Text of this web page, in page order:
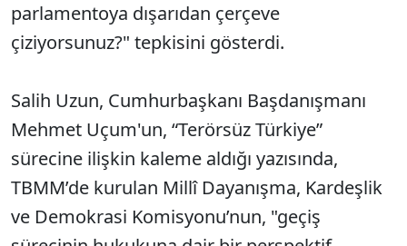
parlamentoya dışarıdan çerçeve
çiziyorsunuz?" tepkisini gösterdi.
Salih Uzun, Cumhurbaşkanı Başdanışmanı
Mehmet Uçum'un, “Terörsüz Türkiye”
sürecine ilişkin kaleme aldığı yazısında,
TBMM’de kurulan Millî Dayanışma, Kardeşlik
ve Demokrasi Komisyonu’nun, "geçiş